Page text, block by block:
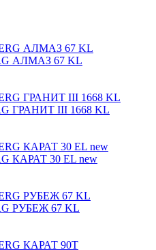
АЛМАЗ 67 KL
ГРАНИТ III 1668 KL
КАРАТ 30 EL new
РУБЕЖ 67 KL